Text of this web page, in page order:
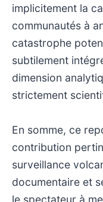
implicitement la
communautés à
catastrophe
subtilement
dimension
strictement
En somme, ce
contribution
surveillance
documentaire et
le spectateur à